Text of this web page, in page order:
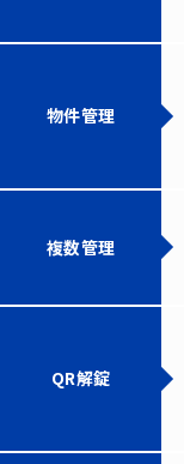
物件管理
複数管理
QR解錠